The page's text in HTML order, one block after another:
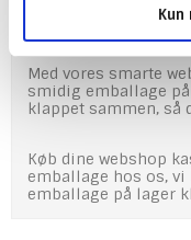
Let åbing for
Med vores smarte
smidig emballage
klappet sammen, så
Køb dine webshop
emballage hos os,
emballage på lager